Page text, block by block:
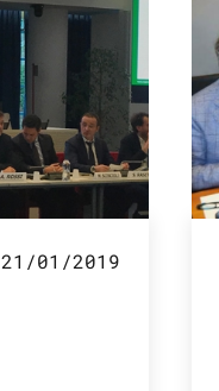
21/01/2019